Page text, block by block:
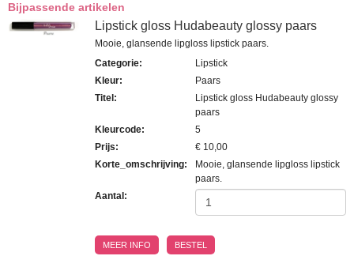
Bijpassende artikelen
Lipstick gloss Hudabeauty glossy paars
Mooie, glansende lipgloss lipstick paars.
Categorie:
Lipstick
Kleur:
Paars
Titel :
Lipstick gloss Hudabeauty glossy
paars
Kleurcode:
5
Prijs:
€ 10,00
Korte_omschrijving:
Mooie, glansende lipgloss lipstick
paars.
Aantal:
MEER INFO BESTEL